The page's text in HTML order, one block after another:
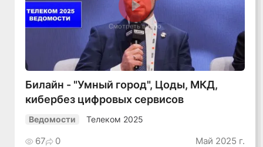
Смотреть видео
Билайн - "Умный город", Цоды, МКД,
кибербез цифровых сервисов
Ведомости Телеком 2025
67 0 Май 2025 г.